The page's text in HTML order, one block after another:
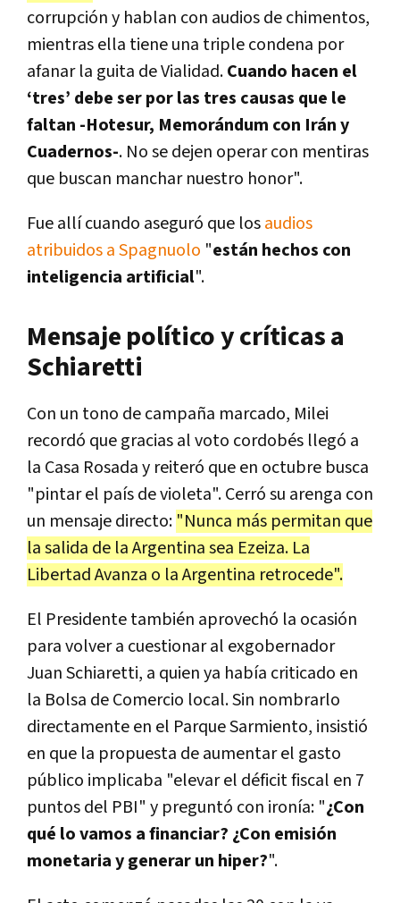
corrupción y hablan con audios de chimentos,
mientras ella tiene una triple condena por
afanar la guita de Vialidad.Cuando hacen el
‘tres’ debe ser por las tres causas que le
faltan -Hotesur, Memorándum con Irán y
Cuadernos-. No se dejen operar con mentiras
que buscan manchar nuestro honor".
Fue allí cuando aseguró que losaudios
atribuidos a Spagnuolo "están hechos con
inteligencia artificial".
Mensaje político y críticas a
Schiaretti
Con un tono de campaña marcado, Milei
recordó que gracias al voto cordobés llegó a
la Casa Rosada y reiteró que en octubre busca
"pintar el país de violeta". Cerró su arenga con
un mensaje directo: "Nunca más permitan que
la salida de la Argentina sea Ezeiza. La
Libertad Avanza o la Argentina retrocede".
El Presidente también aprovechó la ocasión
para volver a cuestionar al exgobernador
Juan Schiaretti, a quien ya había criticado en
la Bolsa de Comercio local. Sin nombrarlo
directamente en el Parque Sarmiento, insistió
en que la propuesta de aumentar el gasto
público implicaba "elevar el déficit fiscal en 7
puntos del PBI" y preguntó con ironía: "¿Con
qué lo vamos a financiar? ¿Con emisión
monetaria y generar un hiper?".